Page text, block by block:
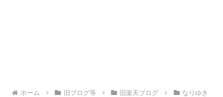
ホーム 旧ブログ等 旧楽天ブログ
なりゆき